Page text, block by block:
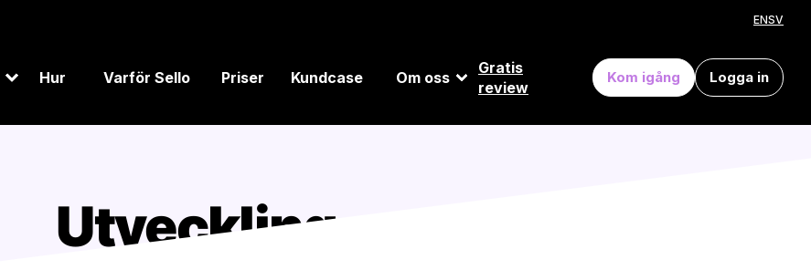
ENSV
Logga in
Hur Varför Sello Priser Kundcase Om oss
Gratis
review
Kom igång
Utveckling